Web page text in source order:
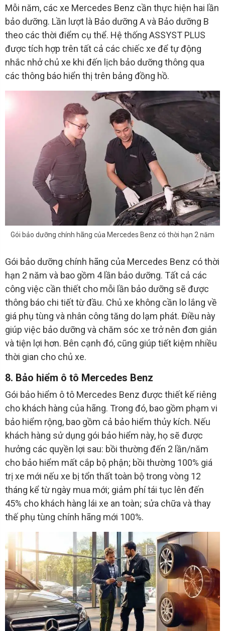
Mỗi năm, các xe Mercedes Benz cần thực hiện hai lần
bảo dưỡng. Lần lượt là Bảo dưỡng A và Bảo dưỡng B
theo các thời điểm cụ thể. Hệ thống ASSYST PLUS
được tích hợp trên tất cả các chiếc xe để tự động
nhắc nhở chủ xe khi đến lịch bảo dưỡng thông qua
các thông báo hiển thị trên bảng đồng hồ.
Gói bảo dưỡng chính hãng của Mercedes Benz có thời hạn 2 năm
Gói bảo dưỡng chính hãng của Mercedes Benz có thời
hạn 2 năm và bao gồm 4 lần bảo dưỡng. Tất cả các
công việc cần thiết cho mỗi lần bảo dưỡng sẽ được
thông báo chi tiết từ đầu. Chủ xe không cần lo lắng về
giá phụ tùng và nhân công tăng do lạm phát. Điều này
giúp việc bảo dưỡng và chăm sóc xe trở nên đơn giản
và tiện lợi hơn. Bên cạnh đó, cũng giúp tiết kiệm nhiều
thời gian cho chủ xe.
8. Bảo hiểm ô tô Mercedes Benz
Gói bảo hiểm ô tô Mercedes Benz được thiết kế riêng
cho khách hàng của hãng. Trong đó, bao gồm phạm vi
bảo hiểm rộng, bao gồm cả bảo hiểm thủy kích. Nếu
khách hàng sử dụng gói bảo hiểm này, họ sẽ được
hưởng các quyền lợi sau: bồi thường đến 2 lần/năm
cho bảo hiểm mất cắp bộ phận; bồi thường 100% giá
trị xe mới nếu xe bị tổn thất toàn bộ trong vòng 12
tháng kể từ ngày mua mới; giảm phí tái tục lên đến
45% cho khách hàng lái xe an toàn; sửa chữa và thay
thế phụ tùng chính hãng mới 100%.